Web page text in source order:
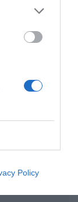
Policy